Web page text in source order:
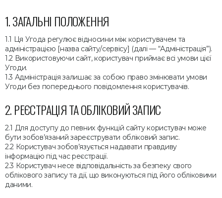
ЗАГАЛЬНІ ПОЛОЖЕННЯ
Ця Угода регулює відносини між користувачем та
адміністрацією [назва сайту/сервісу] (далі — “Адміністрація”).
Використовуючи сайт, користувач приймає всі умови цієї
Угоди.
Адміністрація залишає за собою право змінювати умови
Угоди без попереднього повідомлення користувачів.
РЕЄСТРАЦІЯ ТА ОБЛІКОВИЙ ЗАПИС
Для доступу до певних функцій сайту користувач може
бути зобов’язаний зареєструвати обліковий запис.
Користувач зобов’язується надавати правдиву
інформацію під час реєстрації.
Користувач несе відповідальність за безпеку свого
облікового запису та дії, що виконуються під його обліковими
даними.